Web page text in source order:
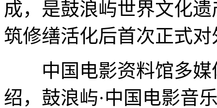
成，是鼓浪屿世界文化
筑修缮活化后首次正式
中国电影资料馆多媒
绍，鼓浪屿·中国电影音